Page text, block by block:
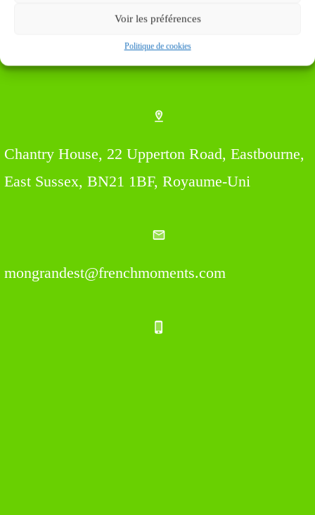
Voir les préférences
Politique de cookies
Chantry House, 22 Upperton Road, Eastbourne,
East Sussex, BN21 1BF, Royaume-Uni
mongrandest@frenchmoments.com